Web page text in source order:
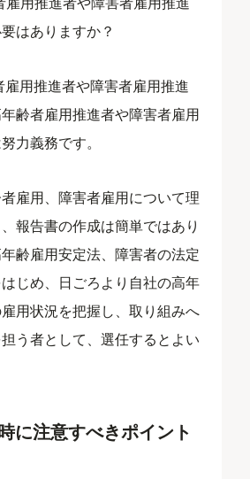
はありますか？
雇用推進者や障害者雇用推進
齢者雇用推進者や障害者雇用
力義務です。
雇用、障害者雇用について理
報告書の作成は簡単ではあり
齢雇用安定法、障害者の法定
じめ、日ごろより自社の高年
用状況を把握し、取り組みへ
う者として、選任するとよい
に注意すべきポイント